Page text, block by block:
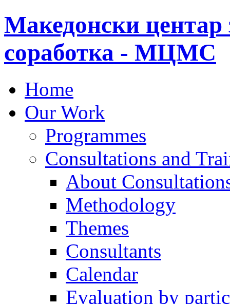
Македонски центар
соработка - МЦМС
Home
Our Work
Programmes
Consultations and
About
Methodology
Themes
Consultants
Calendar
Evaluation by